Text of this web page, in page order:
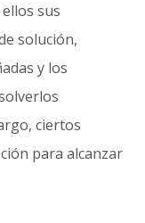
sus
solución,
y los
ciertos
para alcanzar